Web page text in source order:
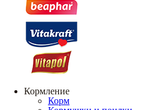
Кормление
Корм